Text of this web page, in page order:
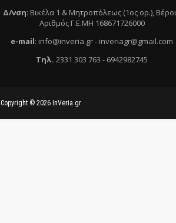
Δ/νση: Βικέλα 1 & Μητροπόλεως (1ος ορ.),
Αριθμός Γ.Ε.ΜΗ 168671726000
e-mail: info@inveria.gr- inveriagr@gmail.com
Τηλ. 2331 303 763 - 6942982745
Copyright © 2026 InVeria.gr